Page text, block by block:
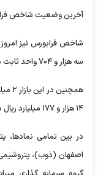
آخرین وضعیت شاخص
سه هزار و ۷۰۴ واحد ثابت ماند.
۱۴ هزار و ۱۷۷ میلیارد ریال داد و ستد شد.
در بین تمامی
اصفهان (ذوب)،